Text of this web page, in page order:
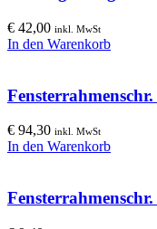
€ 42,00 inkl. MwSt
In den Warenkorb
€ 94,30 inkl. MwSt
In den Warenkorb